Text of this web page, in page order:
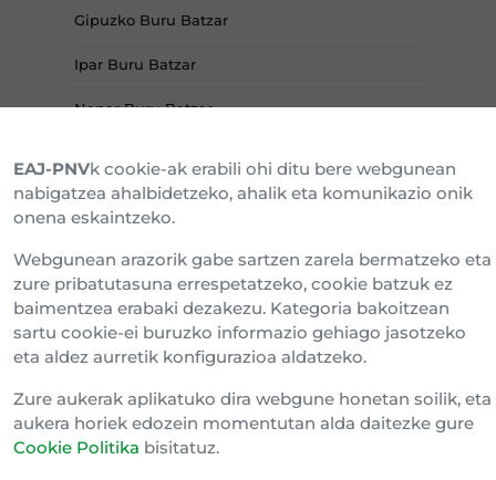
Gipuzko Buru Batzar
Ipar Buru Batzar
Napar Buru Batzar
Cookien politika
Konfidentzialtasun klausula
Barne Informazio Kanala
EAJ-PNVk cookie-ak erabili ohi ditu bere webgunean
nabigatzea ahalbidetzeko, ahalik eta komunikazio onik
onena eskaintzeko.
Webgunean arazorik gabe sartzen zarela bermatzeko eta
zure pribatutasuna errespetatzeko, cookie batzuk ez
baimentzea erabaki dezakezu. Kategoria bakoitzean
sartu cookie-ei buruzko informazio gehiago jasotzeko
eta aldez aurretik konfigurazioa aldatzeko.
Zure aukerak aplikatuko dira webgune honetan soilik, eta
aukera horiek edozein momentutan alda daitezke gure
Cookie Politika bisitatuz.